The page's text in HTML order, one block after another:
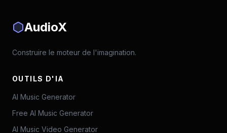
AudioX
Construire le moteur de l'imagination.
OUTILS D'IA
AI Music Generator
Free AI Music Generator
AI Music Video Generator